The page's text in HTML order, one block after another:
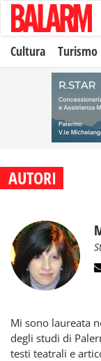
Cultura Turismo
AUTORI
Mi sono laureata
degli studi di
testi teatrali e